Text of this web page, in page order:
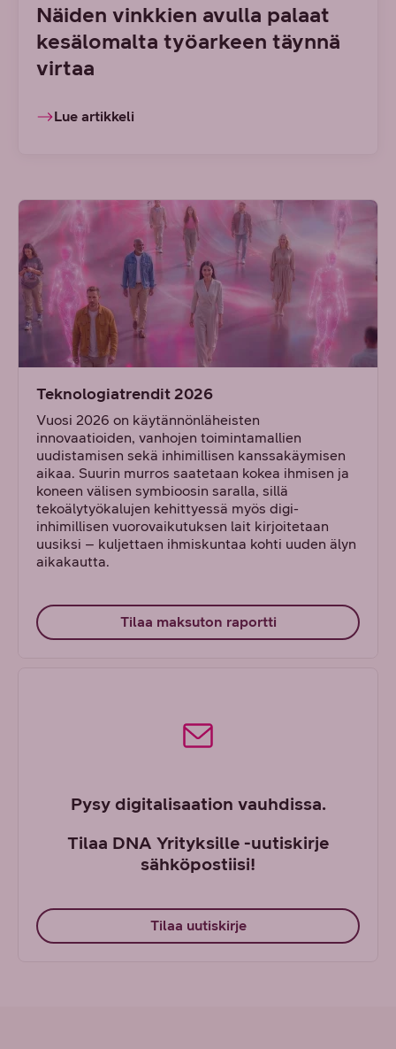
Näiden vinkkien avulla palaat
kesälomalta työarkeen täynnä
virtaa
Lue artikkeli
Teknologiatrendit 2026
Vuosi 2026 on käytännönläheisten
innovaatioiden, vanhojen toimintamallien
uudistamisen sekä inhimillisen kanssakäymisen
aikaa. Suurin murros saatetaan kokea ihmisen ja
koneen välisen symbioosin saralla, sillä
tekoälytyökalujen kehittyessä myös digi-
inhimillisen vuorovaikutuksen lait kirjoitetaan
uusiksi – kuljettaen ihmiskuntaa kohti uuden älyn
aikakautta.
Tilaa maksuton raportti
Pysy digitalisaation vauhdissa.
Tilaa DNA Yrityksille -uutiskirje
sähköpostiisi!
Tilaa uutiskirje